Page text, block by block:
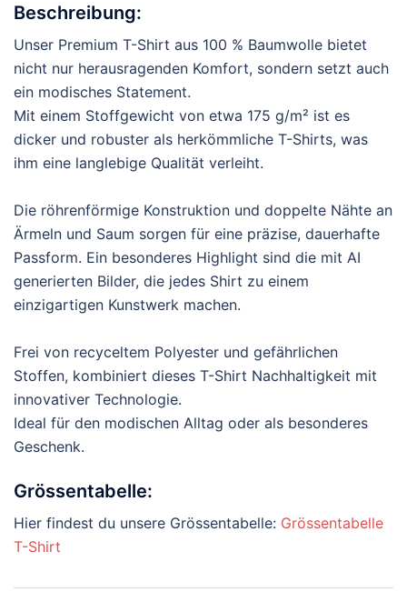
Beschreibung:
Unser Premium T-Shirt aus 100 % Baumwolle bietet
nicht nur herausragenden Komfort, sondern setzt auch
ein modisches Statement.
Mit einem Stoffgewicht von etwa 175 g/m² ist es
dicker und robuster als herkömmliche T-Shirts, was
ihm eine langlebige Qualität verleiht.
Die röhrenförmige Konstruktion und doppelte Nähte an
Ärmeln und Saum sorgen für eine präzise, dauerhafte
Passform. Ein besonderes Highlight sind die mit AI
generierten Bilder, die jedes Shirt zu einem
einzigartigen Kunstwerk machen.
Frei von recyceltem Polyester und gefährlichen
Stoffen, kombiniert dieses T-Shirt Nachhaltigkeit mit
innovativer Technologie.
Ideal für den modischen Alltag oder als besonderes
Geschenk.
Grössentabelle:
Hier findest du unsere Grössentabelle: Grössentabelle
T-Shirt